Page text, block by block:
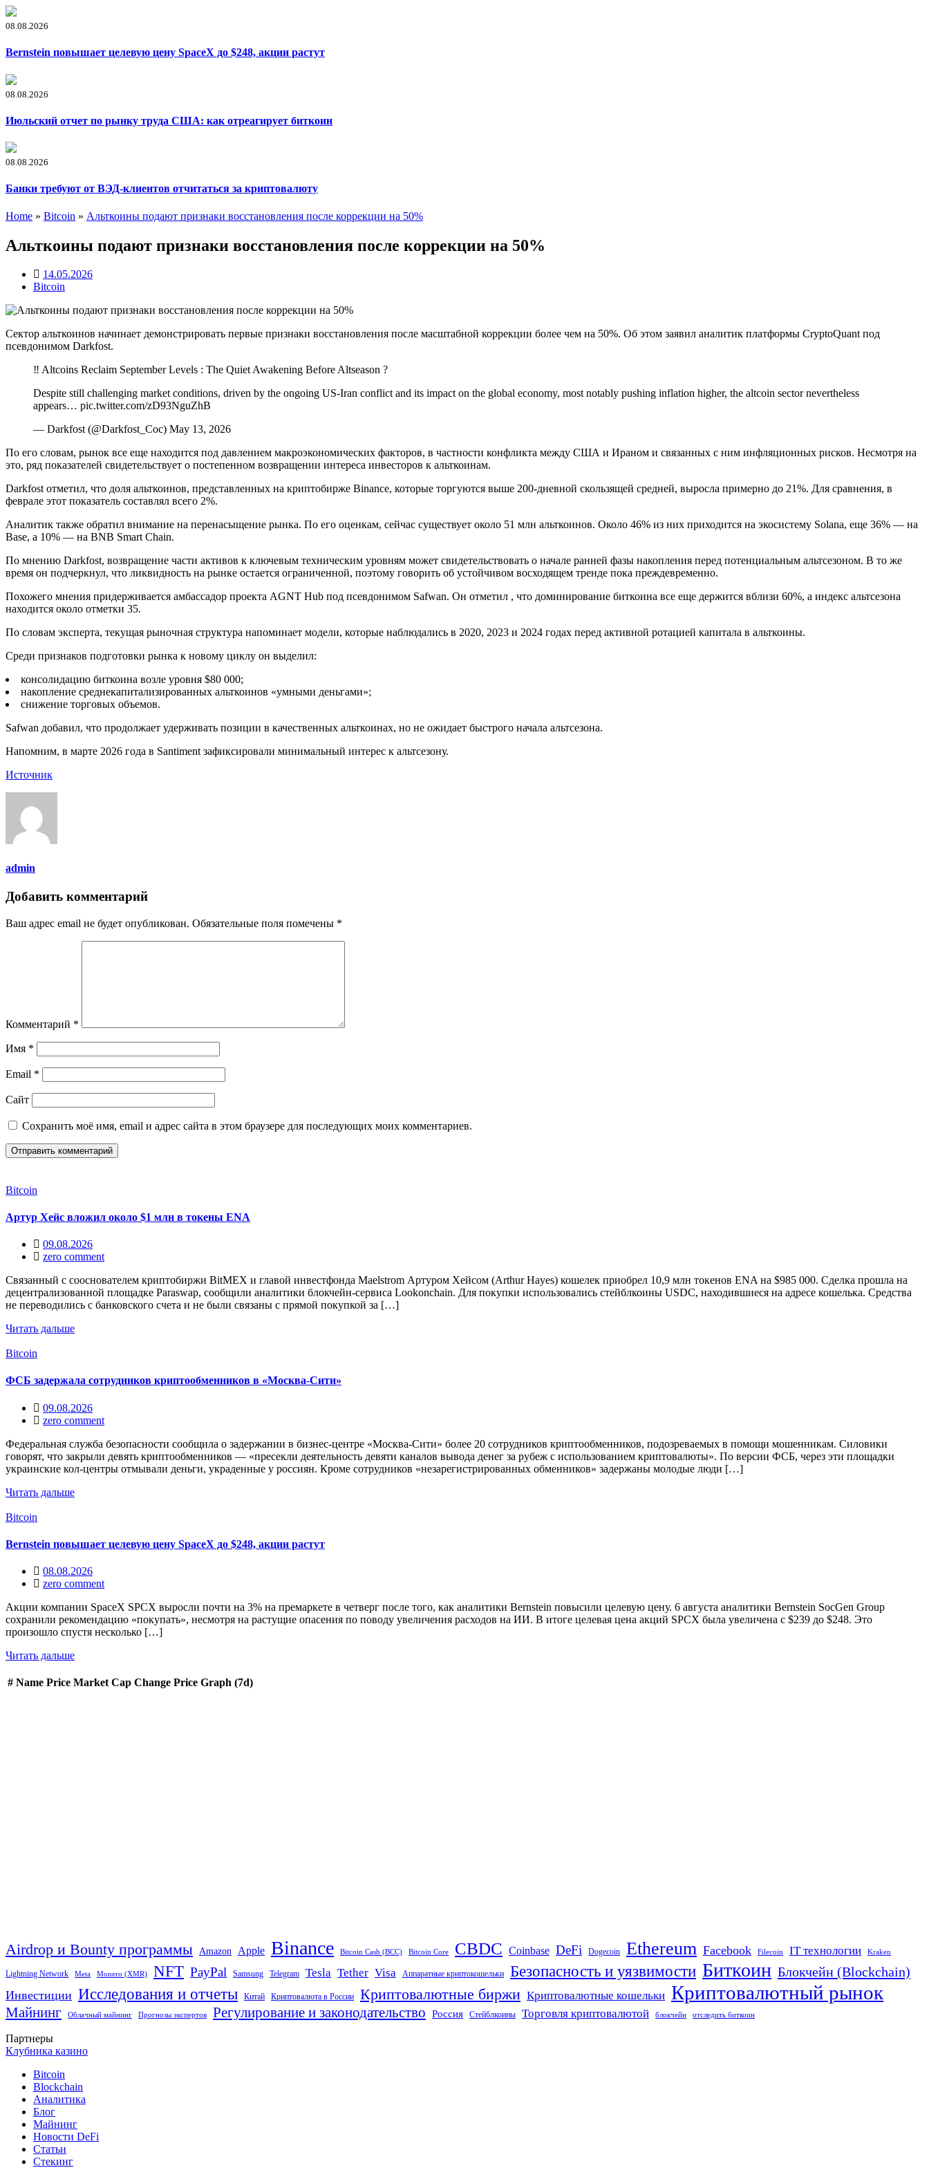
08.08.2026
Bernstein повышает целевую цену SpaceX до $248, акции растут
08.08.2026
Июльский отчет по рынку труда США: как отреагирует биткоин
08.08.2026
Банки требуют от ВЭД-клиентов отчитаться за криптовалюту
Home » Bitcoin » Альткоины подают признаки восстановления после коррекции на 50%
Альткоины подают признаки восстановления после коррекции на 50%
14.05.2026
Bitcoin
Сектор альткоинов начинает демонстрировать первые признаки восстановления после масштабной коррекции более чем на 50%. Об этом заявил аналитик платформы CryptoQuant под
псевдонимом Darkfost.
‼️ Altcoins Reclaim September Levels : The Quiet Awakening Before Altseason ?
Despite still challenging market conditions, driven by the ongoing US-Iran conflict and its impact on the global economy, most notably pushing inflation higher, the altcoin sector nevertheless
appears… pic.twitter.com/zD93NguZhB
— Darkfost (@Darkfost_Coc) May 13, 2026
По его словам, рынок все еще находится под давлением макроэкономических факторов, в частности конфликта между США и Ираном и связанных с ним инфляционных рисков. Несмотря на
это, ряд показателей свидетельствует о постепенном возвращении интереса инвесторов к альткоинам.
Darkfost отметил, что доля альткоинов, представленных на криптобирже Binance, которые торгуются выше 200-дневной скользящей средней, выросла примерно до 21%. Для сравнения, в
феврале этот показатель составлял всего 2%.
Аналитик также обратил внимание на перенасыщение рынка. По его оценкам, сейчас существует около 51 млн альткоинов. Около 46% из них приходится на экосистему Solana, еще 36% — на
Base, а 10% — на BNB Smart Chain.
По мнению Darkfost, возвращение части активов к ключевым техническим уровням может свидетельствовать о начале ранней фазы накопления перед потенциальным альтсезоном. В то же
время он подчеркнул, что ликвидность на рынке остается ограниченной, поэтому говорить об устойчивом восходящем тренде пока преждевременно.
Похожего мнения придерживается амбассадор проекта AGNT Hub под псевдонимом Safwan. Он отметил , что доминирование биткоина все еще держится вблизи 60%, а индекс альтсезона
находится около отметки 35.
По словам эксперта, текущая рыночная структура напоминает модели, которые наблюдались в 2020, 2023 и 2024 годах перед активной ротацией капитала в альткоины.
Среди признаков подготовки рынка к новому циклу он выделил:
консолидацию биткоина возле уровня $80 000;
накопление среднекапитализированных альткоинов «умными деньгами»;
снижение торговых объемов.
Safwan добавил, что продолжает удерживать позиции в качественных альткоинах, но не ожидает быстрого начала альтсезона.
Напомним, в марте 2026 года в Santiment зафиксировали минимальный интерес к альтсезону.
Источник
admin
Добавить комментарий
Ваш адрес email не будет опубликован. Обязательные поля помечены *
Комментарий *
Имя *
Email *
Сайт
Сохранить моё имя, email и адрес сайта в этом браузере для последующих моих комментариев.
Bitcoin
Артур Хейс вложил около $1 млн в токены ENA
09.08.2026
zero comment
Связанный с сооснователем криптобиржи BitMEX и главой инвестфонда Maelstrom Артуром Хейсом (Arthur Hayes) кошелек приобрел 10,9 млн токенов ENA на $985 000. Сделка прошла на
децентрализованной площадке Paraswap, сообщили аналитики блокчейн-сервиса Lookonchain. Для покупки использовались стейблкоины USDC, находившиеся на адресе кошелька. Средства
не переводились с банковского счета и не были связаны с прямой покупкой за […]
Читать дальше
Bitcoin
ФСБ задержала сотрудников криптообменников в «Москва-Сити»
09.08.2026
zero comment
Федеральная служба безопасности сообщила о задержании в бизнес‑центре «Москва‑Сити» более 20 сотрудников криптообменников, подозреваемых в помощи мошенникам. Силовики
говорят, что закрыли девять криптообменников — «пресекли деятельность девяти каналов вывода денег за рубеж с использованием криптовалюты». По версии ФСБ, через эти площадки
украинские кол‑центры отмывали деньги, украденные у россиян. Кроме сотрудников «незарегистрированных обменников» задержаны молодые люди […]
Читать дальше
Bitcoin
Bernstein повышает целевую цену SpaceX до $248, акции растут
08.08.2026
zero comment
Акции компании SpaceX SPCX выросли почти на 3% на премаркете в четверг после того, как аналитики Bernstein повысили целевую цену. 6 августа аналитики Bernstein SocGen Group
сохранили рекомендацию «покупать», несмотря на растущие опасения по поводу увеличения расходов на ИИ. В итоге целевая цена акций SPCX была увеличена с $239 до $248. Это
произошло спустя несколько […]
Читать дальше
# Name Price Market Cap Change Price Graph (7d)
Airdrop и Bounty программы Amazon Apple Binance Bitcoin Cash (BCC) Bitcoin Core CBDC Coinbase DeFi Dogecoin Ethereum Facebook Filecoin IT технологии Kraken
Lightning Network Meta Monero (XMR) NFT PayPal Samsung Telegram Tesla Tether Visa Аппаратные криптокошельки Безопасность и уязвимости Биткоин Блокчейн (Blockchain)
Инвестиции Исследования и отчеты Китай Криптовалюта в России Криптовалютные биржи Криптовалютные кошельки Криптовалютный рынок
Майнинг Облачный майнинг Прогнозы экспертов Регулирование и законодательство Россия Стейблкоины Торговля криптовалютой блокчейн отследить биткоин
Партнеры
Клубника казино
Bitcoin
Blockchain
Аналитика
Блог
Майнинг
Новости DeFi
Статьи
Стекинг